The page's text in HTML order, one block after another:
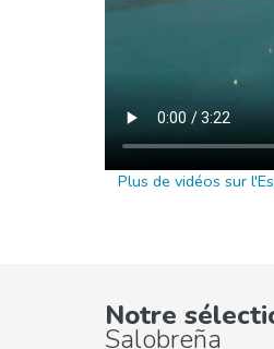
Plus de vidéos sur
Notre
Salobreña